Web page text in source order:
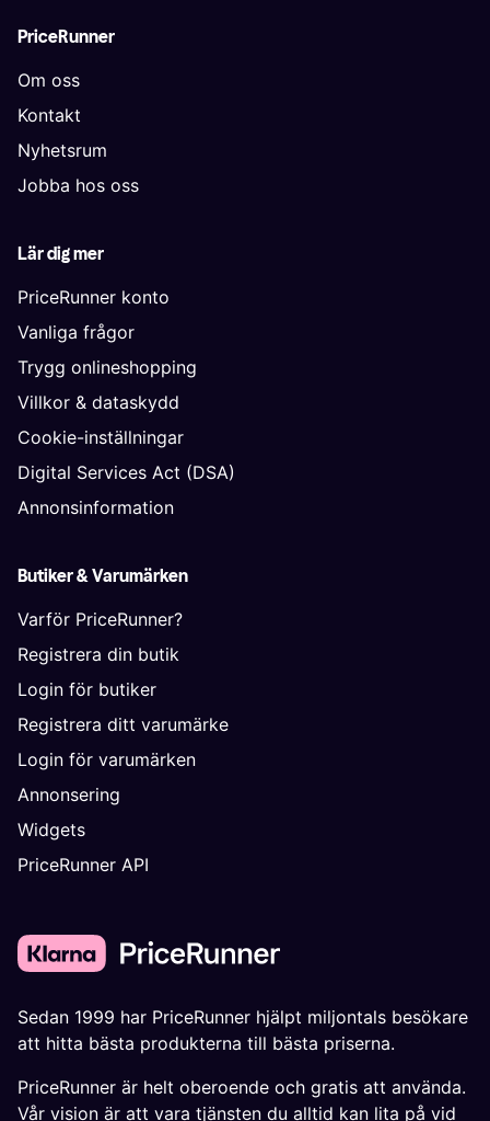
PriceRunner
Om oss
Kontakt
Nyhetsrum
Jobba hos oss
Lär dig mer
PriceRunner konto
Vanliga frågor
Trygg onlineshopping
Villkor & dataskydd
Cookie-inställningar
Digital Services Act (DSA)
Annonsinformation
Butiker & Varumärken
Varför PriceRunner?
Registrera din butik
Login för butiker
Registrera ditt varumärke
Login för varumärken
Annonsering
Widgets
PriceRunner API
Sedan 1999 har PriceRunner hjälpt miljontals besökare
att hitta bästa produkterna till bästa priserna.
PriceRunner är helt oberoende och gratis att använda.
Vår vision är att vara tjänsten du alltid kan lita på vid